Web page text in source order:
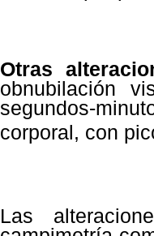
Otras
obnubilación
segundos-
corporal, con
Las